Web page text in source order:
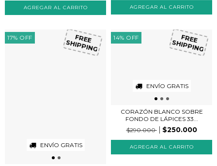
17% OFF
ENVÍO GRATIS
FREE
SHIPPING
14% OFF
ENVÍO GRATIS
FREE
SHIPPING
CORAZÓN BLANCO SOBRE
FONDO DE LÁPICES 33...
$290.000
$250.000